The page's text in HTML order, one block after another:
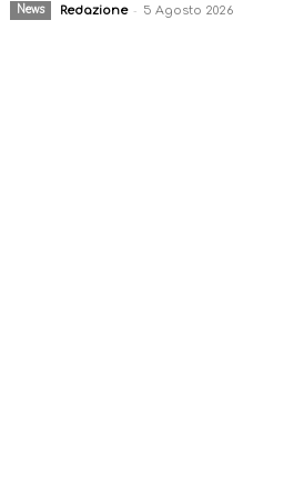
News Redazione - 5 Agosto 2026